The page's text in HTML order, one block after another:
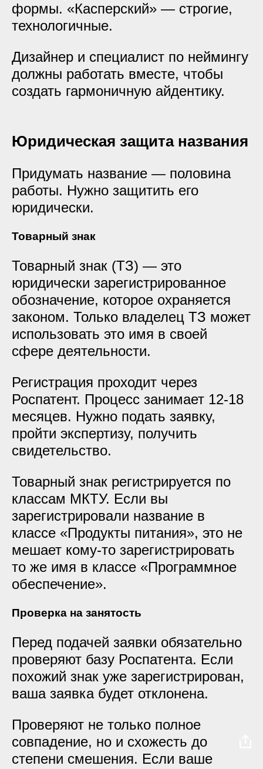
формы. «Касперский» — строгие,
технологичные.
Дизайнер и специалист по неймингу
должны работать вместе, чтобы
создать гармоничную айдентику.
Юридическая защита названия
Придумать название — половина
работы. Нужно защитить его
юридически.
Товарный знак
Товарный знак (ТЗ) — это
юридически зарегистрированное
обозначение, которое охраняется
законом. Только владелец ТЗ может
использовать это имя в своей
сфере деятельности.
Регистрация проходит через
Роспатент. Процесс занимает 12-18
месяцев. Нужно подать заявку,
пройти экспертизу, получить
свидетельство.
Товарный знак регистрируется по
классам МКТУ. Если вы
зарегистрировали название в
классе «Продукты питания», это не
мешает кому-то зарегистрировать
то же имя в классе «Программное
обеспечение».
Проверка на занятость
Перед подачей заявки обязательно
проверяют базу Роспатента. Если
похожий знак уже зарегистрирован,
ваша заявка будет отклонена.
Проверяют не только полное
совпадение, но и схожесть до
степени смешения. Если ваше